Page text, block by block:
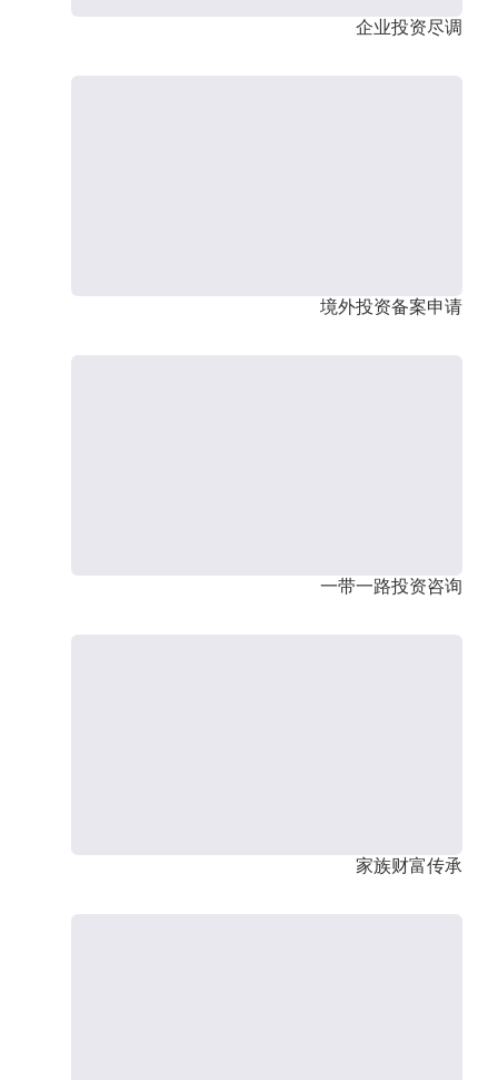
企业投资尽调
境外投资备案申请
一带一路投资咨询
家族财富传承